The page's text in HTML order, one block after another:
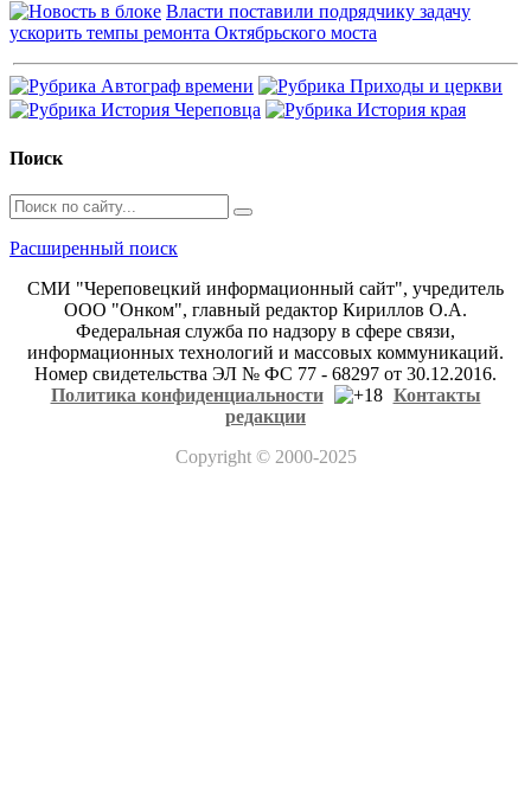
Власти поставили подрядчику задачу
ускорить темпы ремонта Октябрьского моста
Поиск
Расширенный поиск
СМИ "Череповецкий информационный сайт", учредитель
ООО "Онком", главный редактор Кириллов О.А.
Федеральная служба по надзору в сфере связи,
информационных технологий и массовых коммуникаций.
Номер свидетельства ЭЛ № ФС 77 - 68297 от 30.12.2016.
Политика конфиденциальности
Контакты
редакции
Copyright© 2000-2025